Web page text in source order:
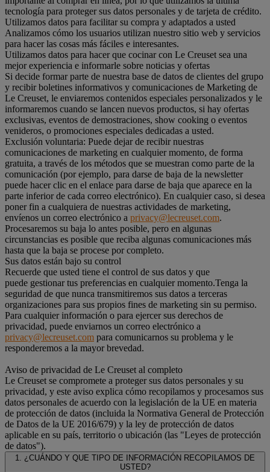
tecnología para proteger sus datos personales y de tarjeta de crédito.
Utilizamos datos para facilitar su compra y adaptados a usted
Analizamos cómo los usuarios utilizan nuestro sitio web y servicios
para hacer las cosas más fáciles e interesantes.
Utilizamos datos para hacer que cocinar con Le Creuset sea una
mejor experiencia e informarle sobre noticias y ofertas
Si decide formar parte de nuestra base de datos de clientes del grupo
y recibir boletines informativos y comunicaciones de Marketing de
Le Creuset, le enviaremos contenidos especiales personalizados y le
informaremos cuando se lancen nuevos productos, si hay ofertas
exclusivas, eventos de demostraciones, show cooking o eventos
venideros, o promociones especiales dedicadas a usted.
Exclusión voluntaria: Puede dejar de recibir nuestras
comunicaciones de marketing en cualquier momento, de forma
gratuita, a través de los métodos que se muestran como parte de la
comunicación (por ejemplo, para darse de baja de la newsletter
puede hacer clic en el enlace para darse de baja que aparece en la
parte inferior de cada correo electrónico). En cualquier caso, si desea
poner fin a cualquiera de nuestras actividades de marketing,
envíenos un correo electrónico a privacy@lecreuset.com.
Procesaremos su baja lo antes posible, pero en algunas
circunstancias es posible que reciba algunas comunicaciones más
hasta que la baja se procese por completo.
Sus datos están bajo su control
Recuerde que usted tiene el control de sus datos y que
puede gestionar tus preferencias en cualquier momento.Tenga la
seguridad de que nunca transmitiremos sus datos a terceras
organizaciones para sus propios fines de marketing sin su permiso.
Para cualquier información o para ejercer sus derechos de
privacidad, puede enviarnos un correo electrónico a
privacy@lecreuset.com para comunicarnos su problema y le
responderemos a la mayor brevedad.
Aviso de privacidad de Le Creuset al completo
Le Creuset se compromete a proteger sus datos personales y su
privacidad, y este aviso explica cómo recopilamos y procesamos sus
datos personales de acuerdo con la legislación de la UE en materia
de protección de datos (incluida la Normativa General de Protección
de Datos de la UE 2016/679) y la ley de protección de datos
aplicable en su país, territorio o ubicación (las "Leyes de protección
de datos").
1. ¿CUÁNDO Y QUE TIPO DE INFORMACIÓN RECOPILAMOS DE
USTED?